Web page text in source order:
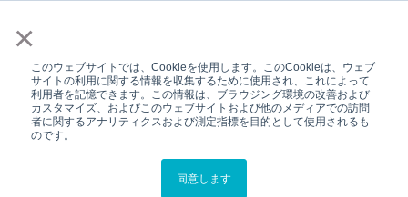
×
このウェブサイトでは、Cookieを使用します。このCookieは、ウェブ
サイトの利用に関する情報を収集するために使用され、これによって
利用者を記憶できます。この情報は、ブラウジング環境の改善および
カスタマイズ、およびこのウェブサイトおよび他のメディアでの訪問
者に関するアナリティクスおよび測定指標を目的として使用されるも
のです。
同意します
Hear Better.Live
Better.BLOG
スターキーから補聴器・難聴につい